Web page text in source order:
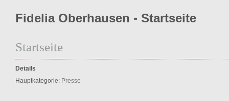
Fidelia Oberhausen - Startseite
Startseite
Details
Hauptkategorie: Presse